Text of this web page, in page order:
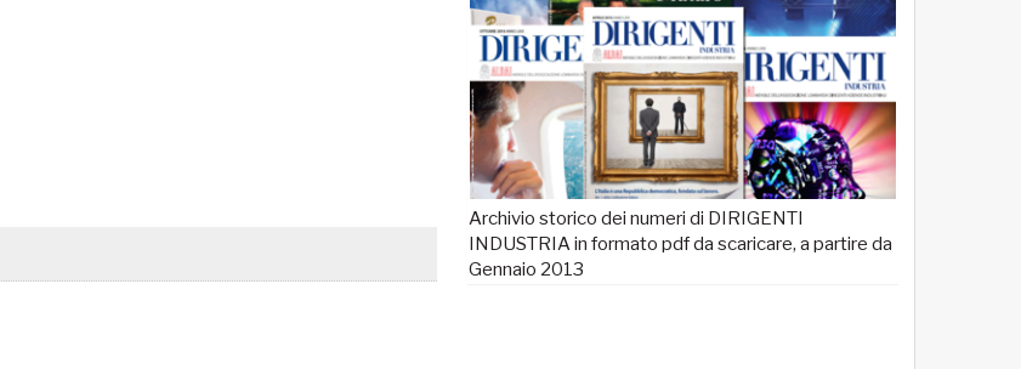
Archivio storico dei numeri di DIRIGENTI
INDUSTRIA in formato pdf da scaricare, a partire da
Gennaio 2013